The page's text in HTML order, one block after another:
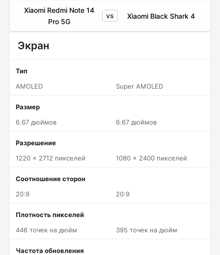
Xiaomi Redmi Note 14
Pro 5G
vs Xiaomi Black Shark 4
Экран
Тип
AMOLED
Super AMOLED
Размер
6.67 дюймов
6.67 дюймов
Разрешение
1220 x 2712 пикселей
1080 x 2400 пикселей
Соотношение сторон
20:9
20:9
Плотность пикселей
446 точек на дюйм
395 точек на дюйм
Частота обновления